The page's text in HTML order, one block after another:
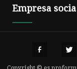
Empresa socia